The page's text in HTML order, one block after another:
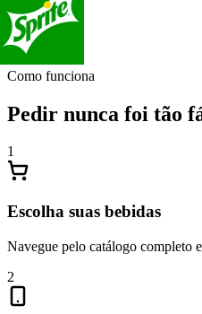
Como funciona
Pedir nunca foi tão
1
Escolha suas bebidas
Navegue pelo catálogo completo
2